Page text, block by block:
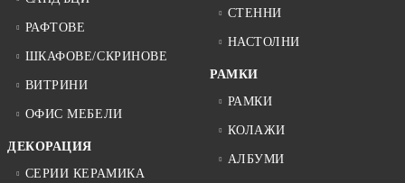
РАФТОВЕ
ШКАФОВЕ/СКРИНОВЕ
ВИТРИНИ
ОФИС МЕБЕЛИ
ДЕКОРАЦИЯ
СЕРИИ КЕРАМИКА
СТЕННИ
НАСТОЛНИ
РАМКИ
РАМКИ
КОЛАЖИ
АЛБУМИ